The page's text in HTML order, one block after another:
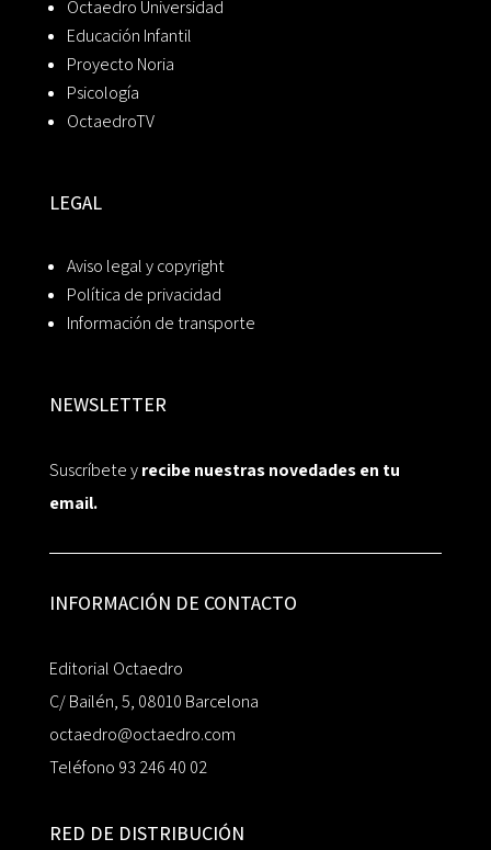
Octaedro Universidad
Educación Infantil
Proyecto Noria
Psicología
OctaedroTV
LEGAL
Aviso legal y copyright
Política de privacidad
Información de transporte
NEWSLETTER
Suscríbete yrecibe nuestras novedades en tu
email.
INFORMACIÓN DE CONTACTO
Editorial Octaedro
C/ Bailén, 5, 08010 Barcelona
octaedro@octaedro.com
Teléfono 93 246 40 02
RED DE DISTRIBUCIÓN